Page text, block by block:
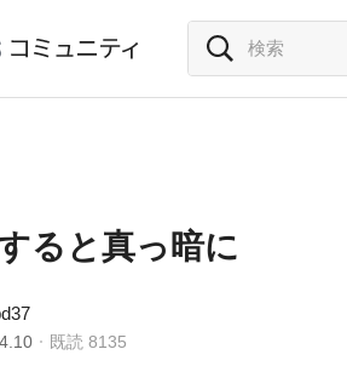
ると真っ暗に
既読 8135